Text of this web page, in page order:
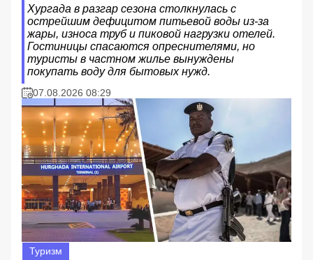
Хургада в разгар сезона столкнулась с
острейшим дефицитом питьевой воды из-за
жары, износа труб и пиковой нагрузки отелей.
Гостиницы спасаются опреснителями, но
туристы в частном жилье вынуждены
покупать воду для бытовых нужд.
07.08.2026 08:29
Туризм